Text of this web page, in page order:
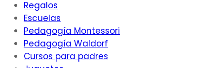
Regalos
Escuelas
Pedagogía Montessori
Pedagogía Waldorf
Cursos para padres